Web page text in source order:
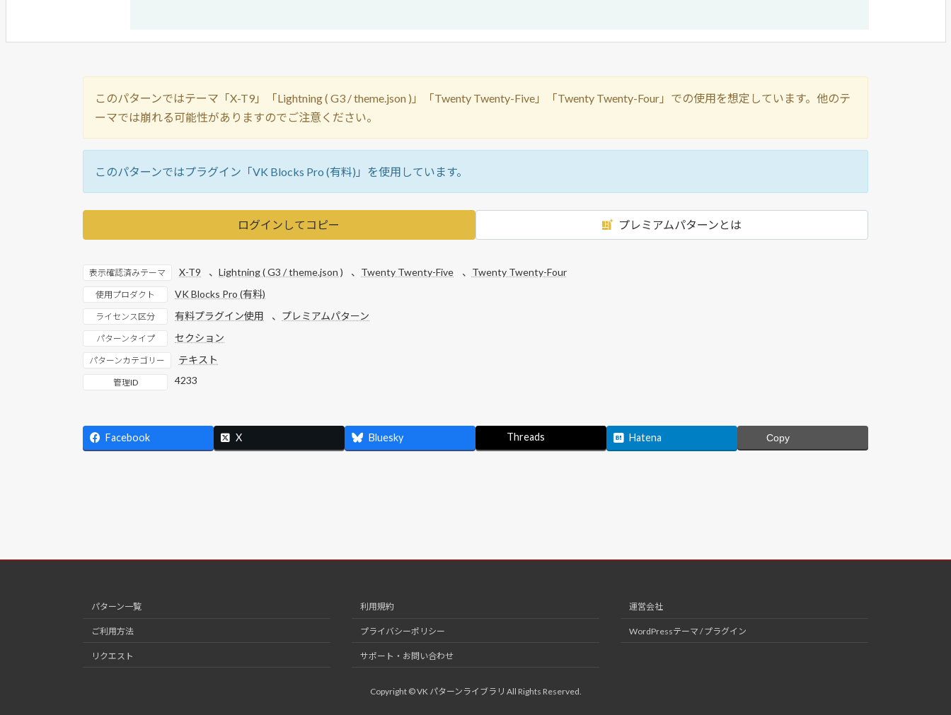
このパターンではテーマ「X-T9」「Lightning ( G3 / theme.json )」「Twenty Twenty-Five」「Twenty Twenty-Four」での使用を想定しています。他のテ
ーマでは崩れる可能性がありますのでご注意ください。
このパターンではプラグイン「VK Blocks Pro (有料)」を使用しています。
ログインしてコピー プレミアムパターンとは
表示確認済みテーマ X-T9 、Lightning ( G3 / theme.json ) 、 Twenty Twenty-Five 、 Twenty Twenty-Four
使用プロダクト VK Blocks Pro (有料)
ライセンス区分 有料プラグイン使用 、 プレミアムパターン
パターンタイプ セクション
パターンカテゴリー テキスト
管理ID 4233
Facebook X Bluesky Threads Hatena Copy
パターン一覧
ご利用方法
リクエスト
利用規約
プライバシーポリシー
サポート・お問い合わせ
運営会社
WordPressテーマ / プラグイン
Copyright © VK パターンライブラリ All Rights Reserved.